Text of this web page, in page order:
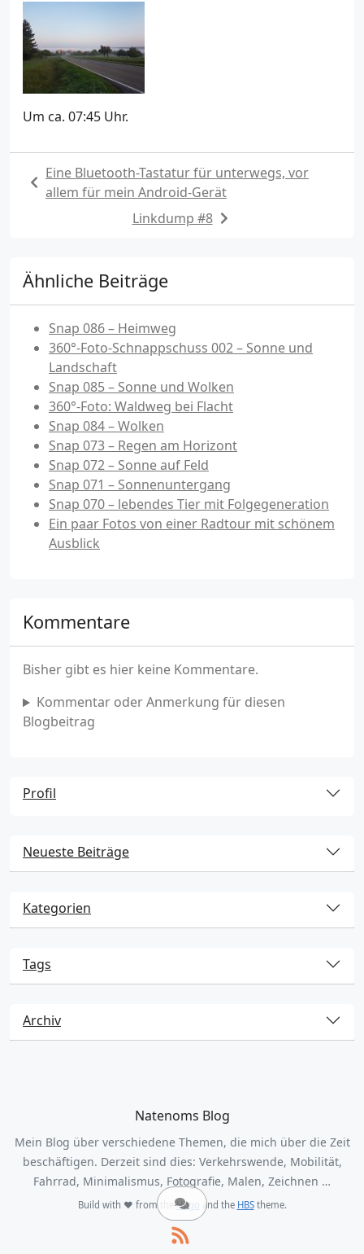
Um ca. 07:45 Uhr.
Eine Bluetooth-Tastatur für unterwegs, vor
allem für mein Android-Gerät
Linkdump #8
Ähnliche Beiträge
Snap 086 – Heimweg
360°-Foto-Schnappschuss 002 – Sonne und
Landschaft
Snap 085 – Sonne und Wolken
360°-Foto: Waldweg bei Flacht
Snap 084 – Wolken
Snap 073 – Regen am Horizont
Snap 072 – Sonne auf Feld
Snap 071 – Sonnenuntergang
Snap 070 – lebendes Tier mit Folgegeneration
Ein paar Fotos von einer Radtour mit schönem
Ausblick
Kommentare
Bisher gibt es hier keine Kommentare.
Kommentar oder Anmerkung für diesen
Blogbeitrag
Profil
Neueste Beiträge
Kategorien
Tags
Archiv
Natenoms Blog
Mein Blog über verschiedene Themen, die mich über die Zeit
beschäftigen. Derzeit sind dies: Verkehrswende, Mobilität,
Fahrrad, Minimalismus, Fotografie, Malen, Zeichnen …
Build with ❤️ from theHugo and the HBStheme.